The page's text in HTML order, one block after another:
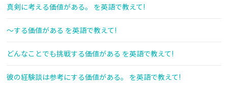
真剣に考える価値がある。 を英語で教えて!
〜する価値がある を英語で教えて!
どんなことでも挑戦する価値がある を英語で教えて!
彼の経験談は参考にする価値がある。 を英語で教えて!